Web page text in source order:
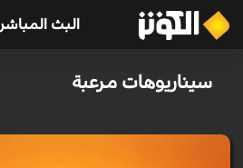
البث المباشر
سيناريوهات مرعبة